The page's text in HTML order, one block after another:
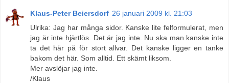
Klaus-Peter Beiersdorf 26 januari 2009 kl. 21:03
Ulrika: Jag har många sidor. Kanske lite felformulerat, men
jag är inte hjärtlös. Det är jag inte. Nu ska man kanske inte
ta det här på för stort allvar. Det kanske ligger en tanke
bakom det här. Som alltid. Ett skämt liksom.
Mer avslöjar jag inte.
/Klaus